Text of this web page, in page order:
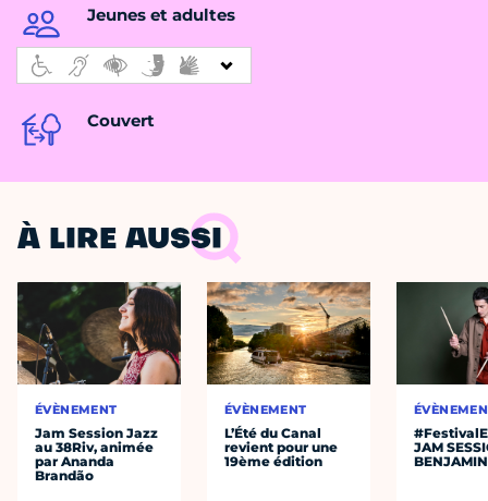
Jeunes et adultes
Couvert
À LIRE AUSSI
ÉVÈNEMENT
Jam Session Jazz
au 38Riv, animée
par Ananda
Brandão
ÉVÈNEMENT
L’Été du Canal
revient pour une
19ème édition
JAM